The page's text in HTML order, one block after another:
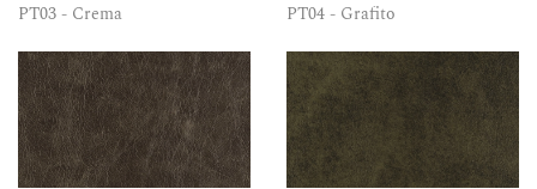
PT03 - Crema PT04 - Grafito